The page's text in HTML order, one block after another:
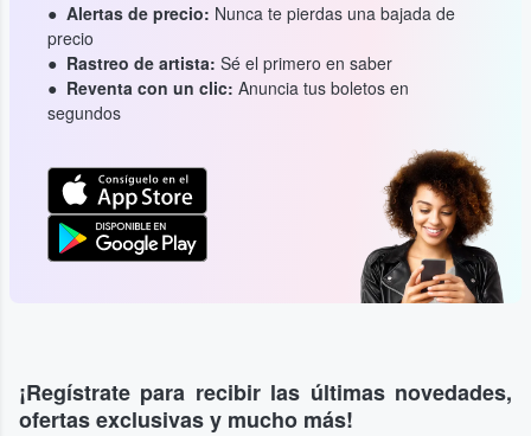
Alertas de precio: Nunca te pierdas una bajada de
precio
Rastreo de artista: Sé el primero en saber
Reventa con un clic: Anuncia tus boletos en
segundos
¡Regístrate para recibir las últimas novedades,
ofertas exclusivas y mucho más!